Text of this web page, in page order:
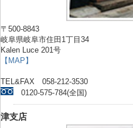
〒500-8843
岐阜県岐阜市住田1丁目34
Kalen Luce 201号
【MAP】
TEL&FAX 058-212-3530
0120-575-784(全国)
津支店